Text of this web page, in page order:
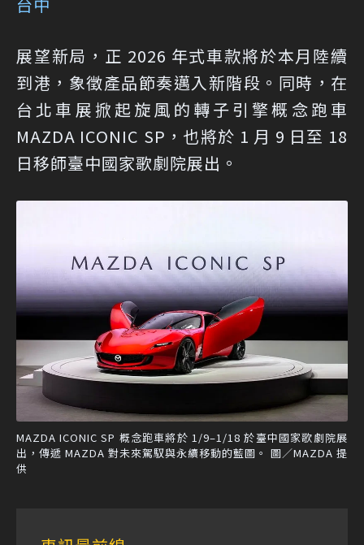
展望新局，正 2026 年式車款將於本月陸續
到港，象徵產品節奏邁入新階段。同時，在
台北車展掀起旋風的轉子引擎概念跑車
MAZDA ICONIC SP，也將於 1 月 9 日至 18
日移師臺中國家歌劇院展出。
MAZDA ICONIC SP 概念跑車將於 1/9–1/18 於臺中國家歌劇院展
出，傳遞 MAZDA 對未來駕馭與永續移動的藍圖。 圖／MAZDA 提
供